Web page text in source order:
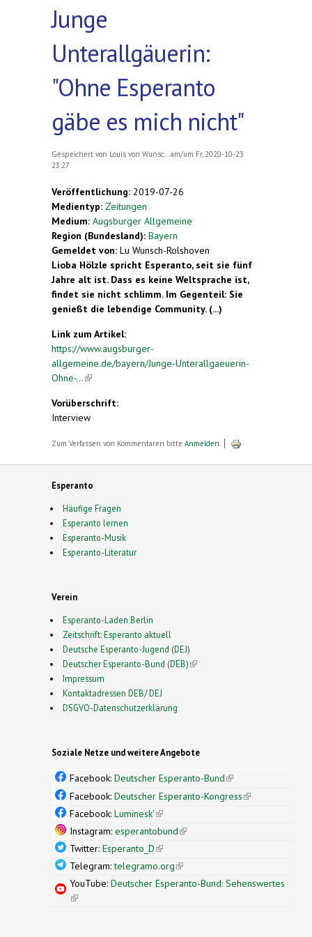
Junge
Unterallgäuerin:
"Ohne Esperanto
gäbe es mich nicht"
Gespeichert von Louis von Wunsc...
am/um Fr, 2020-10-23
23:27
Veröffentlichung: 2019-07-26
Medientyp: Zeitungen
Medium: Augsburger Allgemeine
Region (Bundesland): Bayern
Gemeldet von: Lu Wunsch-Rolshoven
Lioba Hölzle spricht Esperanto, seit sie fünf
Jahre alt ist. Dass es keine Weltsprache ist,
findet sie nicht schlimm. Im Gegenteil: Sie
genießt die lebendige Community. (...)
Link zum Artikel:
https://www.augsburger-
allgemeine.de/bayern/Junge-Unterallgaeuerin-
Ohne-...(link is external)
Vorüberschrift:
Interview
Zum Verfassen von Kommentaren bitte Anmelden
Esperanto
Häufige Fragen
Esperanto lernen
Esperanto-Musik
Esperanto-Literatur
Verein
Esperanto-Laden Berlin
Zeitschrift: Esperanto aktuell
Deutsche Esperanto-Jugend (DEJ)
Deutscher Esperanto-Bund (DEB)(link is external)
Impressum
Kontaktadressen DEB/ DEJ
DSGVO-Datenschutzerklärung
Soziale Netze und weitere Angebote
Facebook: Deutscher Esperanto-Bund(link is
external)
Facebook: Deutscher Esperanto-Kongress(link is
Facebook: Luminesk'(link is external)
Instagram: esperantobund(link is external)
Twitter: Esperanto_D(link is external)
Telegram:telegramo.org(link is external)
YouTube: Deutscher Esperanto-Bund: Sehenswertes
(link is external)